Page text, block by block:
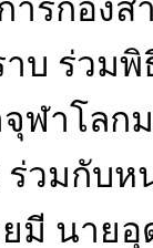
ารกอง
บ ร่วม
ฬาโลก
ร่วมกับ
มี นาย